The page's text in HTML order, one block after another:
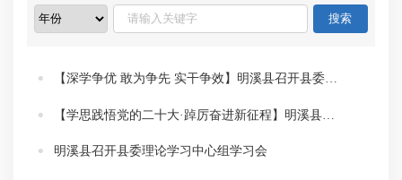
明溪县召开县委理论学习中心组学习会